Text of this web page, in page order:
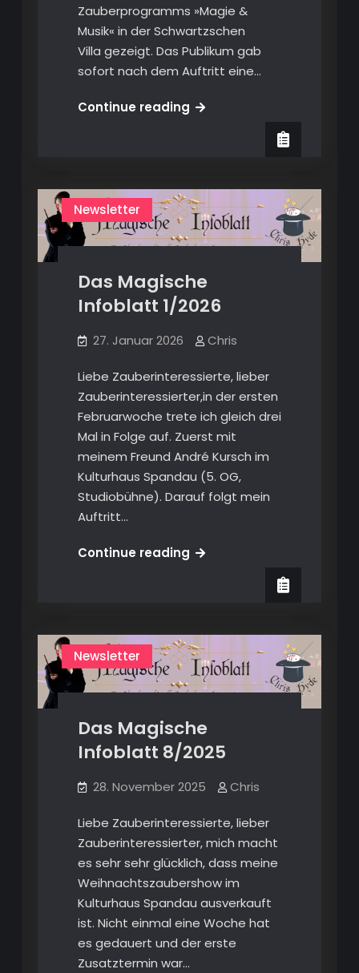
Zauberprogramms »Magie &
Musik« in der Schwartzschen
Villa gezeigt. Das Publikum gab
sofort nach dem Auftritt eine…
Continue readingDas
Newsletter
Das Magische
Infoblatt 1/2026
27. Januar 2026 Chris
Liebe Zauberinteressierte, lieber
Zauberinteressierter,in der ersten
Februarwoche trete ich gleich drei
Mal in Folge auf. Zuerst mit
meinem Freund André Kursch im
Kulturhaus Spandau (5. OG,
Studiobühne). Darauf folgt mein
Auftritt…
Continue readingDas
Newsletter
Das Magische
Infoblatt 8/2025
28. November 2025 Chris
Liebe Zauberinteressierte, lieber
Zauberinteressierter, mich macht
es sehr sehr glücklich, dass meine
Weihnachtszaubershow im
Kulturhaus Spandau ausverkauft
ist. Nicht einmal eine Woche hat
es gedauert und der erste
Zusatztermin war…